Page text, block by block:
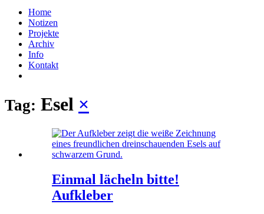
Home
Notizen
Projekte
Archiv
Info
Kontakt
Tag: Esel ×
Einmal lächeln bitte!
Aufkleber